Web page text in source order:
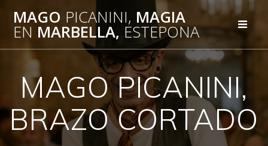
Saltar
al
contenido
MAGO PICANINI, MAGIA
EN MARBELLA, ESTEPONA
MAGO PICANINI,
BRAZO CORTADO